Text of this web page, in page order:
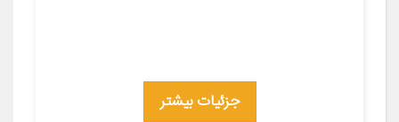
جزئیات بیشتر